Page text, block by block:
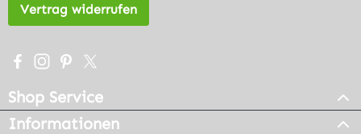
Vertrag widerrufen
Besuche uns auf Facebook – öffnet in neuem Tab
Schau auf Instagram vorbei – öffnet in neuem Tab
Lass dich auf Pinterest inspirieren – öffnet in
Folge uns auf X – öffnet in neuem Tab
Shop Service
Informationen